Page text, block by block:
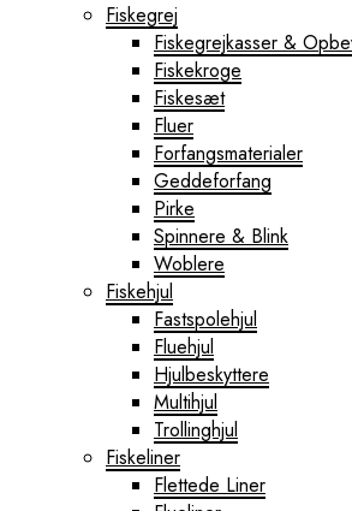
Fiskegrej
Fiskegrejkasser &
Fiskekroge
Fiskesæt
Fluer
Forfangsmaterialer
Geddeforfang
Pirke
Spinnere & Blink
Woblere
Fiskehjul
Fastspolehjul
Fluehjul
Hjulbeskyttere
Multihjul
Trollinghjul
Fiskeliner
Flettede Liner